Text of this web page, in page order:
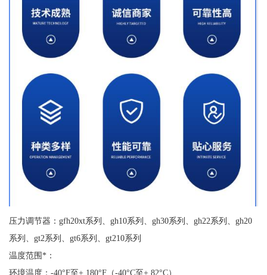
压力调节器：gfh20xt系列、gh10系列、gh30系列、gh22系列、gh20
系列、gt2系列、gt6系列、gt210系列
温度范围*：
环境温度：-40°F至+ 180°F（-40°C至+ 82°C）